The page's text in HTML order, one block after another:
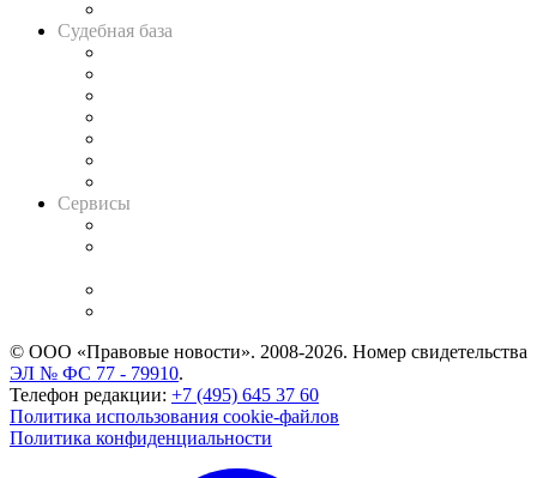
Судебная база
Сервисы
© ООО «Правовые новости». 2008-2026. Номер свидетельства
ЭЛ № ФС 77 - 79910.
Телефон редакции: +7 (495) 645 37 60
Политика использования cookie-файлов
Политика конфиденциальности